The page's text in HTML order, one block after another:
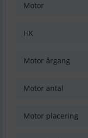
Motor
HK
Motor årgang
Motor antal
Motor placering